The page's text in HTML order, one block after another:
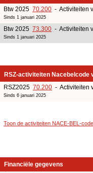
Btw 2025 70.200 - Activiteiten
Sinds 1 januari 2025
Btw 2025 73.300 - Activiteiten
Sinds 1 januari 2025
RSZ-activiteiten Nacebelcode
RSZ2025 70.200 - Activiteiten
Sinds 6 januari 2025
Toon de activiteiten NACE-BEL-
Financiële gegevens